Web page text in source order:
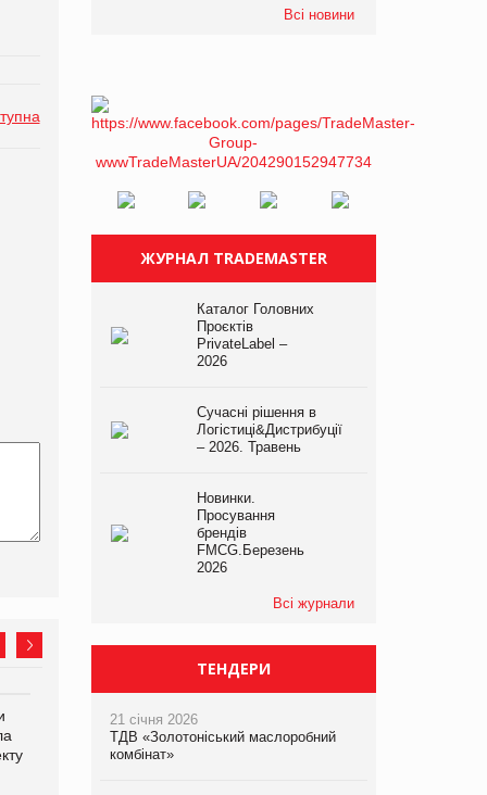
Рекламна платформа
вимагає від Google
компенсацію за втрату 6,9
VARUS купує мережу
Всі новини
ЖУРНАЛ TRADEMASTER
Каталог Головних
Проєктів
PrivateLabel –
2026
Сучасні рішення в
Логістиці&Дистрибуції
– 2026. Травень
Новинки.
Просування
брендів
FMCG.Березень
2026
Всі журнали
ТЕНДЕРИ
21 січня 2026
ТДВ «Золотоніський маслоробний
комбінат»